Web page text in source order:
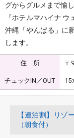
グからグルメまで愉
『ホテルマハイナ
沖縄「やんばる」に
します。
住 所 〒
チェックIN／OUT
【連泊割】リゾ
（朝食付）